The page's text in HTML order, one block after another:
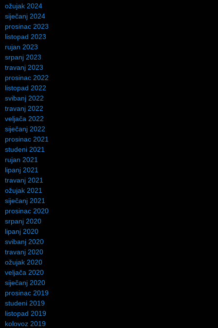
ožujak 2024
siječanj 2024
prosinac 2023
listopad 2023
rujan 2023
srpanj 2023
travanj 2023
prosinac 2022
listopad 2022
svibanj 2022
travanj 2022
veljača 2022
siječanj 2022
prosinac 2021
studeni 2021
rujan 2021
lipanj 2021
travanj 2021
ožujak 2021
siječanj 2021
prosinac 2020
srpanj 2020
lipanj 2020
svibanj 2020
travanj 2020
ožujak 2020
veljača 2020
siječanj 2020
prosinac 2019
studeni 2019
listopad 2019
kolovoz 2019